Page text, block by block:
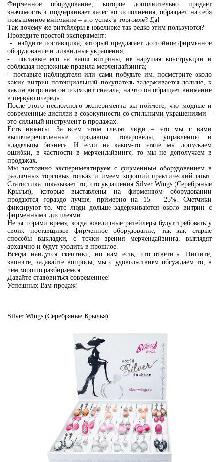
Фирменное оборудование, которое дополнительно придает
значимость и подчеркивает качество исполнения, обращает на себя
повышенное внимание – это успех в торговле? Да!
Так почему же ритейлеры в ювелирке так редко этим пользуются?
Проведите простой эксперимент:
- найдите поставщика, который предлагает достойное фирменное
оборудование и ликвидные украшения;
- поставьте его на ваши витрины, не нарушая конструкции и
соблюдая несложные правила мерчендайзинга;
- поставьте наблюдателя или сами побудьте им, посмотрите около
каких витрин потенциальный покупатель задерживается дольше, к
каким витринам он подходит сначала, на что он обращает внимание
в первую очередь.
После этого несложного эксперимента вы поймете, что модные и
современные дисплеи в совокупности со стильными украшениями –
это сильный инструмент в продажах.
Есть нюансы. За всем этим следят люди – это мы с вами
вышеперечисленные: продавцы, товароведы, управленцы и
владельцы бизнеса. И если на каком-то этапе мы допускаем
ошибки, в частности в мерчендайзинге, то мы не дополучаем в
продажах.
Мы постоянно экспериментируем с фирменным оборудованием в
различных торговых точках и имеем хороший практический опыт.
Статистика показывает то, что украшения Silver Wings (Серебряные
Крылья), которые выставлены на фирменном оборудовании
продаются гораздо лучше, примерно на 15 – 25%. Счетчики
фиксируют то, что люди дольше задерживаются около витрин с
фирменными дисплеями.
Не за горами время, когда ювелирные ритейлеры будут требовать у
своих поставщиков фирменное оборудование, так как старые
способы выкладки, с точки зрения мерчендайзинга, выглядят
архаично и будут уходить в прошлое.
Всегда найдутся скептики, но нам есть, что ответить. Пишите,
звоните, задавайте вопросы, мы с удовольствием обсуждаем то, в
чем хорошо разбираемся.
Давайте становиться современнее!
Успешных Вам продаж!
Silver Wings (Серебряные Крылья)